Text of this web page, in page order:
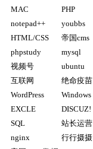
MAC
notepad++
HTML/CSS
phpstudy
视频号
互联网
WordPress
EXCLE
SQL
nginx
PHP
youbbs
帝国cms
mysql
ubuntu
绝命疫苗
Windows
DISCUZ!
站长运营
行行摄摄